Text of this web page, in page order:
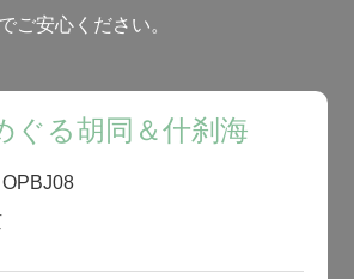
ご安心ください。
ぐる胡同＆什刹海
OPBJ08